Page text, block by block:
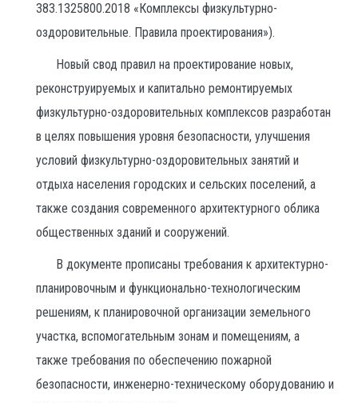
383.1325800.2018 «Комплексы физкультурно-
оздоровительные. Правила проектирования»).
Новый свод правил на проектирование новых,
реконструируемых и капитально ремонтируемых
физкультурно-оздоровительных комплексов разработан
в целях повышения уровня безопасности, улучшения
условий физкультурно-оздоровительных занятий и
отдыха населения городских и сельских поселений, а
также создания современного архитектурного облика
общественных зданий и сооружений.
В документе прописаны требования к архитектурно-
планировочным и функционально-технологическим
решениям, к планировочной организации земельного
участка, вспомогательным зонам и помещениям, а
также требования по обеспечению пожарной
безопасности, инженерно-техническому оборудованию и